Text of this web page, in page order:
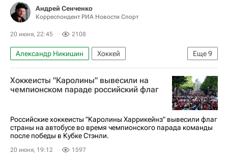
Андрей Сенченко
Корреспондент РИА Новости Спорт
20 июня, 22:45 2108
Еще9
Александр Никишин
Хоккей
Национальная хоккейная лига (НХЛ)
Кубок Стэнли
Каролина Харрикейнз
Евгений Свечников (хоккеист)
Петр Кочетков
Материалы РИА Спорт
Авторы РИА Новости Спорт
Хоккеисты "Каролины" вывесили на
чемпионском параде российский флаг
Российские хоккеисты "Каролины Харрикейнз" вывесили флаг
страны на автобусе во время чемпионского парада команды
после победы в Кубке Стэнли.
20 июня, 19:12 1597